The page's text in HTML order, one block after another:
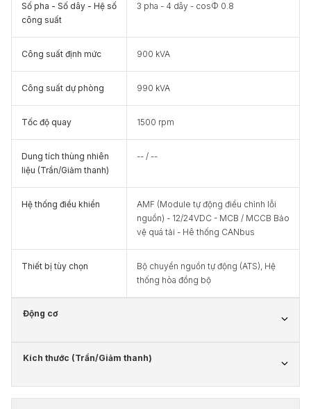
Số pha - Số dây - Hệ số
công suất
3 pha - 4 dây - cosФ 0.8
Công suất định mức 900 kVA
Công suất dự phòng 990 kVA
Tốc độ quay 1500 rpm
Dung tích thùng nhiên
liệu (Trần/Giảm thanh)
-- / --
Hệ thống điều khiển
AMF (Module tự động điều chỉnh lỗi
nguồn) - 12/24VDC - MCB / MCCB Bảo
vệ quá tải - Hê thống CANbus
Thiết bị tùy chọn
Bộ chuyển nguồn tự động (ATS), Hệ
thống hòa đồng bộ
Động cơ
Kích thước (Trần/Giảm thanh)